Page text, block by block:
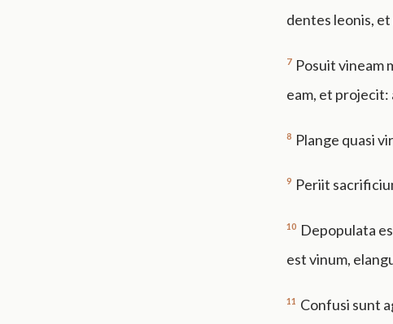
dentes leonis,
7 Posuit vineam
eam, et projecit:
8 Plange quasi
9 Periit
10 Depopulata
est vinum,
11 Confusi sunt